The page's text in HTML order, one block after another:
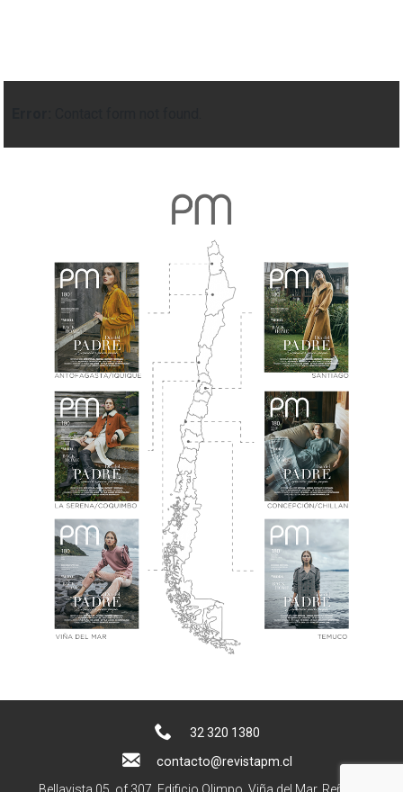
32 320 1380
contacto@revistapm.cl